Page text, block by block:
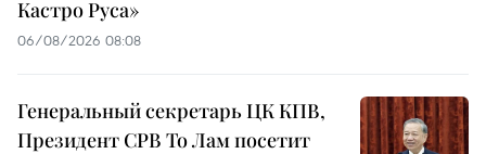
Кастро Руса»
06/08/2026 08:08
Генеральный секретарь ЦК КПВ,
Президент СРВ То Лам посетит